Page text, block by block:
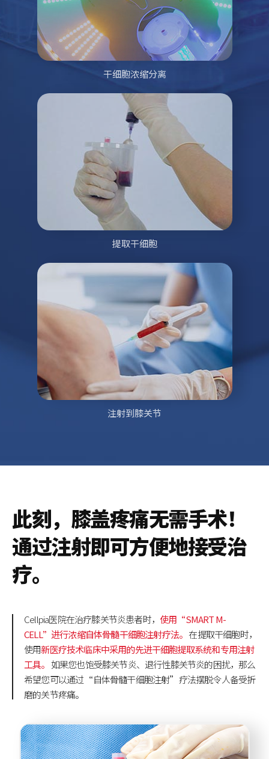
干细胞浓缩分离
提取干细胞
注射到膝关节
此刻， 膝盖疼痛无需手术！
通过注射即可方便地接受治
疗。
Cellpia医院在治疗膝关节炎患者时， 使用“SMART M-
CELL”进行浓缩自体骨髓干细胞注射疗法。 在提取干细胞时，
使用新医疗技术临床中采用的先进干细胞提取系统和专用注射
工具。 如果您也饱受膝关节炎、退行性膝关节炎的困扰，那么
希望您可以通过“自体骨髓干细胞注射”疗法摆脱令人备受折
磨的关节疼痛。